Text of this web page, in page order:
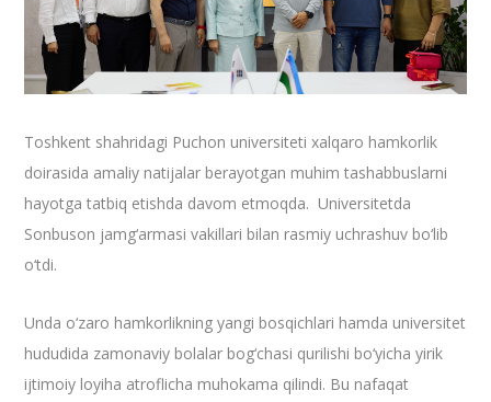
​Toshkent shahridagi Puchon universiteti xalqaro hamkorlik
doirasida amaliy natijalar berayotgan muhim tashabbuslarni
hayotga tatbiq etishda davom etmoqda. Universitetda
Sonbuson jamg‘armasi vakillari bilan rasmiy uchrashuv bo‘lib
o‘tdi.
​Unda o‘zaro hamkorlikning yangi bosqichlari hamda universitet
hududida zamonaviy bolalar bog‘chasi qurilishi bo‘yicha yirik
ijtimoiy loyiha atroflicha muhokama qilindi. Bu nafaqat